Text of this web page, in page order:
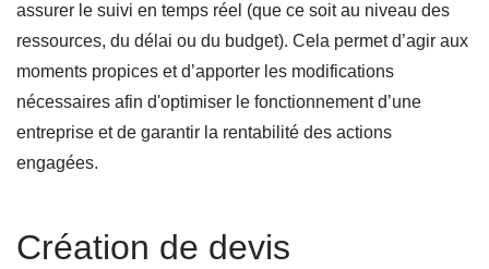
assurer le suivi en temps réel (que ce soit au niveau des
ressources, du délai ou du budget). Cela permet d’agir aux
moments propices et d’apporter les modifications
nécessaires afin d'optimiser le fonctionnement d’une
entreprise et de garantir la rentabilité des actions
engagées.
Création de devis